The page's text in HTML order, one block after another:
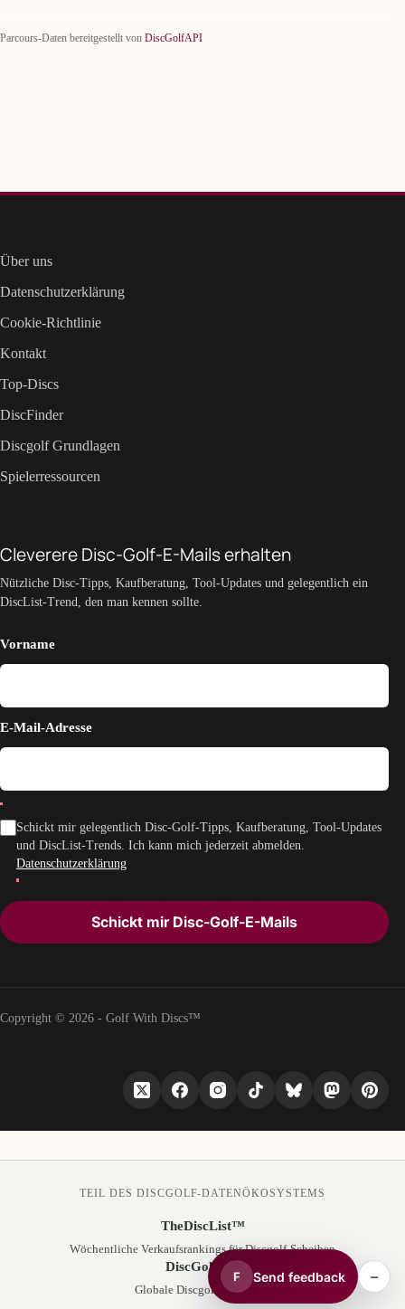
Parcours-Daten bereitgestellt von DiscGolfAPI
Über uns
Datenschutzerklärung
Cookie-Richtlinie
Kontakt
Top-Discs
DiscFinder
Discgolf Grundlagen
Spielerressourcen
Cleverere Disc-Golf-E-Mails erhalten
Nützliche Disc-Tipps, Kaufberatung, Tool-Updates und gelegentlich ein
DiscList-Trend, den man kennen sollte.
Vorname
E-Mail-Adresse
Schickt mir gelegentlich Disc-Golf-Tipps, Kaufberatung, Tool-Updates
und DiscList-Trends. Ich kann mich jederzeit abmelden.
Datenschutzerklärung
Schickt mir Disc-Golf-E-Mails
Copyright © 2026 - Golf With Discs™
F Send feedback –
TEIL DES DISCGOLF-DATENÖKOSYSTEMS
TheDiscList™
Wöchentliche Verkaufsrankings für Discgolf-Scheiben
DiscGolfAPI
Globale Discgolf-Kursdaten